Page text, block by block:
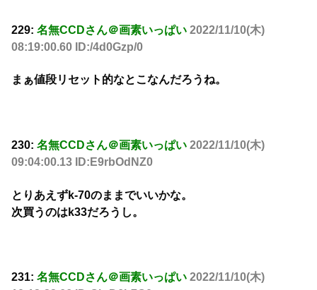
229: 名無CCDさん＠画素いっぱい 2022/11/10(木)
08:19:00.60 ID:/4d0Gzp/0
まぁ値段リセット的なとこなんだろうね。
230: 名無CCDさん＠画素いっぱい 2022/11/10(木)
09:04:00.13 ID:E9rbOdNZ0
とりあえずk-70のままでいいかな。
次買うのはk33だろうし。
231: 名無CCDさん＠画素いっぱい 2022/11/10(木)